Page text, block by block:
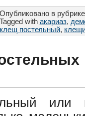
Опубликовано в
Tagged with акариаз,
клещ постельный,
или